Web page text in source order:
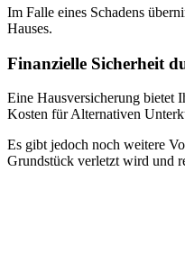
Im Falle eines Schadens
Hauses.
Finanzielle Sicherheit
Eine Hausversicherung bietet
Kosten für Alternativen
Es gibt jedoch noch weitere
Grundstück verletzt wird und